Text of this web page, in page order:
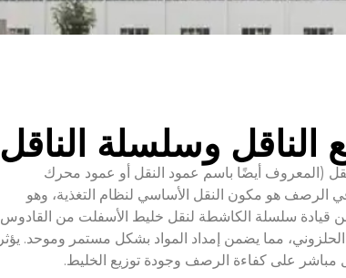
الناقل وسلسلة الناقل
(المعروف أيضًا باسم عمود النقل أو عمود محرك
الرصف هو مكون النقل الأساسي لنظام التغذية، وهو
قيادة سلسلة الكاشطة لنقل خليط الأسفلت من القادوس
مما يضمن إمداد المواد بشكل مستمر وموحد. يؤثر
مباشر على كفاءة الرصف وجودة توزيع الخليط.